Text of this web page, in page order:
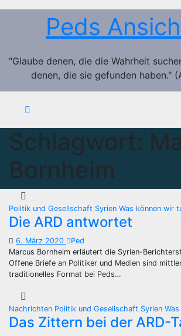
Zum
Peds
"Glaube denen, die die Wahrheit
denen, die sie gefunden haben."
Schlagwort:
Bornheim
Politik und Gesellschaft Syrien Was können wir
Die ARD antwortet
6. März 2020
Ped
Marcus Bornheim erläutert die Syrien-
Offene Briefe an Politiker und Medien sind
traditionelles Format bei Peds…
Nachrichten Politik und Gesellschaft Syrien
Das Zittern bei der ARD-